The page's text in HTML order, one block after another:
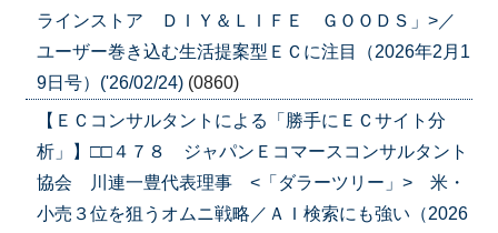
ラインストア ＤＩＹ＆ＬＩＦＥ ＧＯＯＤＳ」>／
ユーザー巻き込む生活提案型ＥＣに注目（2026年2月1
9日号）('26/02/24) (0860)
【ＥＣコンサルタントによる「勝手にＥＣサイト分
析」】□□４７８ ジャパンＥコマースコンサルタント
協会 川連一豊代表理事 <「ダラーツリー」> 米・
小売３位を狙うオムニ戦略／ＡＩ検索にも強い（2026